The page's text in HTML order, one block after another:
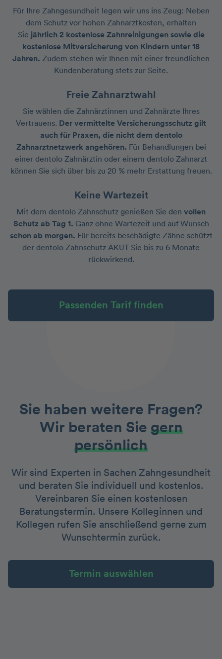
Für Ihre Zahngesundheit legen wir uns ins Zeug: Neben
dem Schutz vor hohen Zahnarztkosten, erhalten
Sie jährlich 2 kostenlose Zahnreinigungen sowie die
kostenlose Mitversicherung von Kindern unter 18
Jahren. Zudem stehen wir Ihnen mit einer freundlichen
Kundenberatung stets zur Seite.
Freie Zahnarztwahl
Sie wählen die Zahnärztinnen und Zahnärzte Ihres
Vertrauens. Der vermittelte Versicherungsschutz gilt
auch für Praxen, die nicht dem dentolo
Zahnarztnetzwerk angehören. Für Behandlungen bei
einer dentolo Zahnärztin oder einem dentolo Zahnarzt
können Sie sich über bis zu 20 % mehr Erstattung freuen.
Keine Wartezeit
Mit dem dentolo Zahnschutz genießen Sie den vollen
Schutz ab Tag 1. Ganz ohne Wartezeit und auf Wunsch
schon ab morgen. Für bereits beschädigte Zähne schützt
der dentolo Zahnschutz AKUT Sie bis zu 6 Monate
rückwirkend.
Passenden Tarif finden
Sie haben weitere Fragen?
Wir beraten Sie gern
persönlich
Wir sind Experten in Sachen Zahngesundheit
und beraten Sie individuell und kostenlos.
Vereinbaren Sie einen kostenlosen
Beratungstermin. Unsere Kolleginnen und
Kollegen rufen Sie anschließend gerne zum
Wunschtermin zurück.
Termin auswählen